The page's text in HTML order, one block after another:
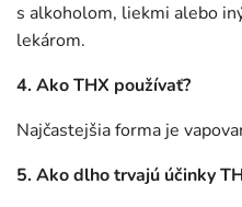
s alkoholom, liekmi alebo
lekárom.
4. Ako THX používať?
Najčastejšia forma je
5. Ako dlho trvajú účinky